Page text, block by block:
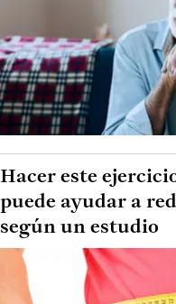
Hacer este
puede ayudar a
según un estudio